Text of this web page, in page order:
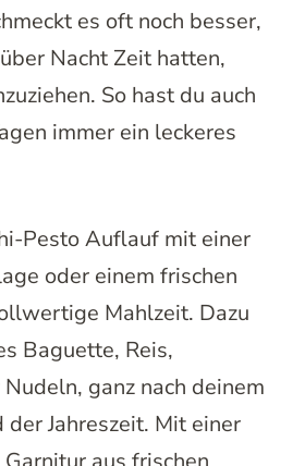
es oft noch besser,
Nacht Zeit hatten,
So hast du auch
immer ein leckeres
Pesto Auflauf mit einer
oder einem frischen
Mahlzeit. Dazu
Baguette, Reis,
ganz nach deinem
der Jahreszeit. Mit einer